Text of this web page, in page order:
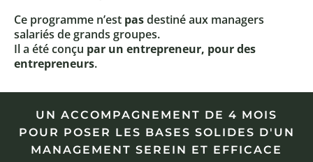
Ce programme n’est pasdestiné aux managers
salariés de grands groupes.
Il a été conçu par un entrepreneur, pour des
entrepreneurs.
UN ACCOMPAGNEMENT DE 4 MOIS
POUR POSER LES BASES SOLIDES D'UN
MANAGEMENT SEREIN ET EFFICACE